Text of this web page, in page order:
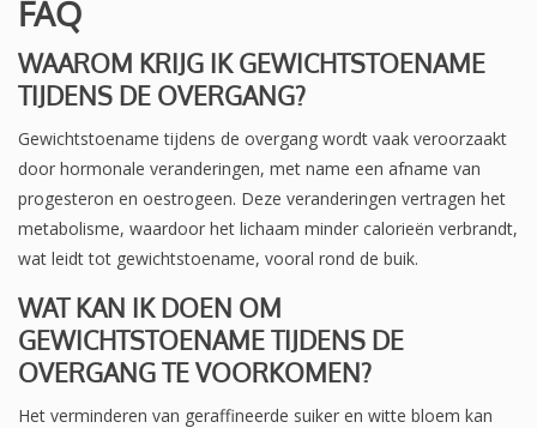
FAQ
WAAROM KRIJG IK GEWICHTSTOENAME
TIJDENS DE OVERGANG?
Gewichtstoename tijdens de overgang wordt vaak veroorzaakt
door hormonale veranderingen, met name een afname van
progesteron en oestrogeen. Deze veranderingen vertragen het
metabolisme, waardoor het lichaam minder calorieën verbrandt,
wat leidt tot gewichtstoename, vooral rond de buik.
WAT KAN IK DOEN OM
GEWICHTSTOENAME TIJDENS DE
OVERGANG TE VOORKOMEN?
Het verminderen van geraffineerde suiker en witte bloem kan